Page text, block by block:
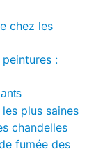
chez les
:
plus saines
chandelles
fumée des